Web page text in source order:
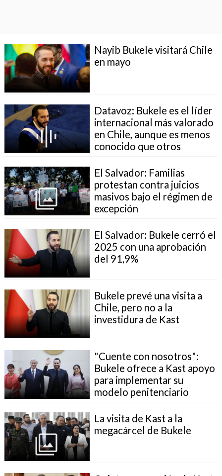
Nayib Bukele visitará Chile
en mayo
Datavoz: Bukele es el líder
internacional más valorado
en Chile, aunque es menos
conocido que otros
El Salvador: Familias
protestan contra juicios
masivos bajo el régimen de
excepción
El Salvador: Bukele cerró el
2025 con una aprobación
del 91,9%
Bukele prevé una visita a
Chile, pero no a la
investidura de Kast
"Cuente con nosotros":
Bukele ofrece a Kast apoyo
para implementar su
modelo penitenciario
La visita de Kast a la
megacárcel de Bukele